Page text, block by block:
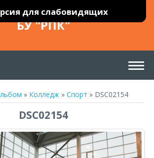
для слабовидящих
БУ "РПК"
» Колледж » Спорт » DSC02154
DSC02154